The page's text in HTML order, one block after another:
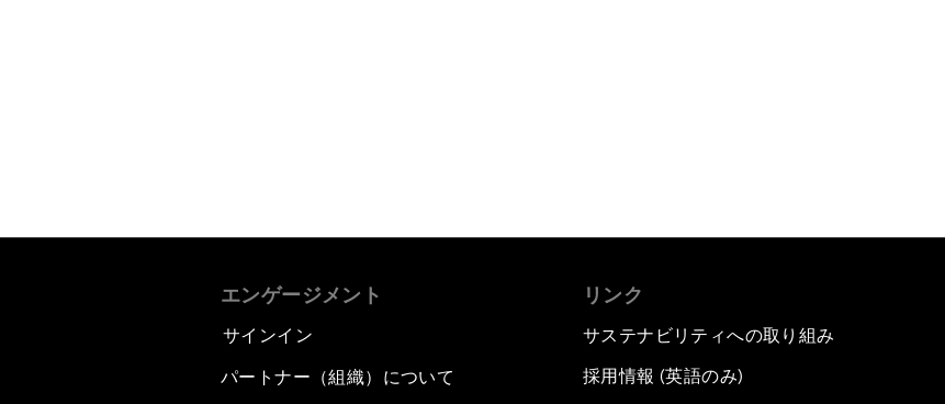
エンゲージメント
サインイン
パートナー（組織）について
リンク
サステナビリティへの取り組み
採用情報 (英語のみ)